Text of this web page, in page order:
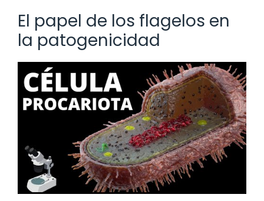
El papel de los flagelos en
la patogenicidad